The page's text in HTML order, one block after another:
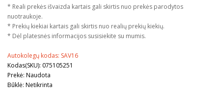
* Reali prekės išvaizda kartais gali skirtis nuo prekės parodytos
nuotraukoje.
* Prekių kiekiai kartais gali skirtis nuo realių prekių kiekių.
* Dėl platesnės informacijos susisiekite su mumis.
Autokolegų kodas: SAV16
Kodas(SKU): 075105251
Prekė: Naudota
Būklė: Netikrinta